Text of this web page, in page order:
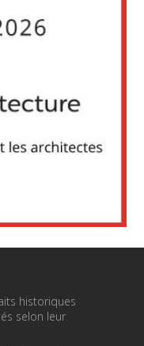
historiques
selon leur